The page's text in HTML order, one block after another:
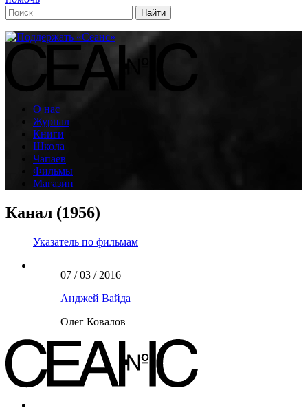
О нас
Журнал
Книги
Школа
Чапаев
Фильмы
Магазин
Канал (1956)
Указатель по фильмам
07 / 03 / 2016
Анджей Вайда
Олег Ковалов